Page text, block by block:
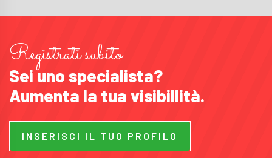
Registrati subito
Sei uno specialista?
Aumenta la tua visibillità.
INSERISCI IL TUO PROFILO